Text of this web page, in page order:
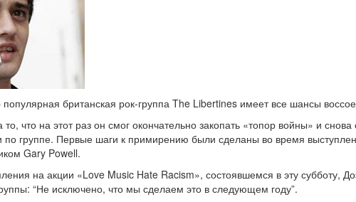
популярная британская рок-группа The Libertines имеет все шансы
что на этот раз он смог окончательно закопать «топор войны» и
группе. Первые шаги к примирению были сделаны во время
Gary Powell.
на акции «Love Music Hate Racism», состоявшемся в эту субботу,
“Не исключено, что мы сделаем это в следующем году”.